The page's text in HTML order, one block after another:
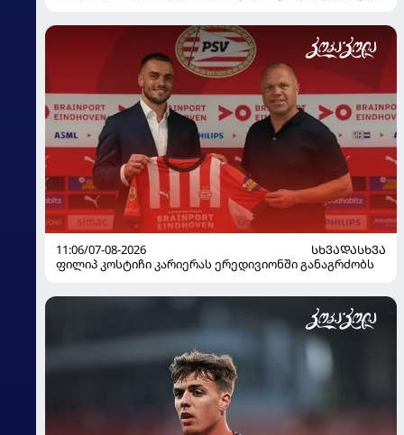
11:06/07-08-2026
ᲡᲮᲕᲐᲓᲐᲡᲮᲕᲐ
ფილიპ კოსტიჩი კარიერას ერედივიონში განაგრძობს